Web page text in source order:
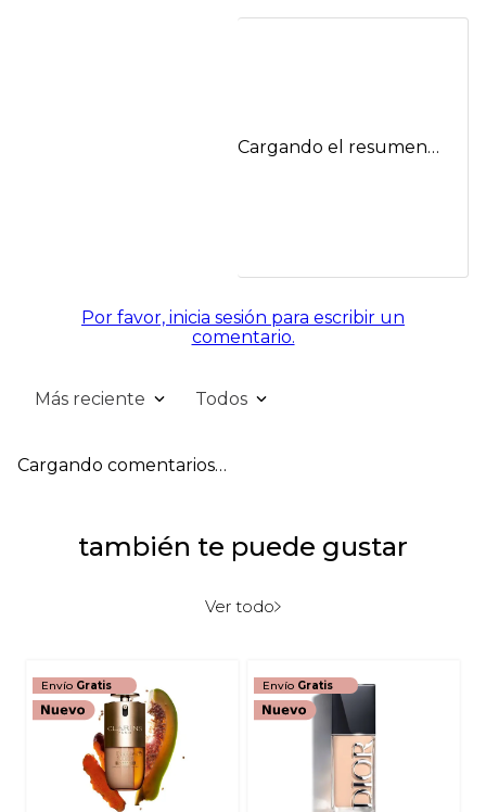
Cargando el resumen…
Por favor, inicia sesión para escribir un
comentario.
Más reciente Todos
Cargando comentarios…
también te puede gustar
Ver todo
Envío Gratis Envío Gratis